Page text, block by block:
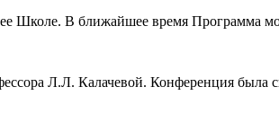
Школе. В ближайшее время Программа
Л.Л. Калачевой. Конференция была